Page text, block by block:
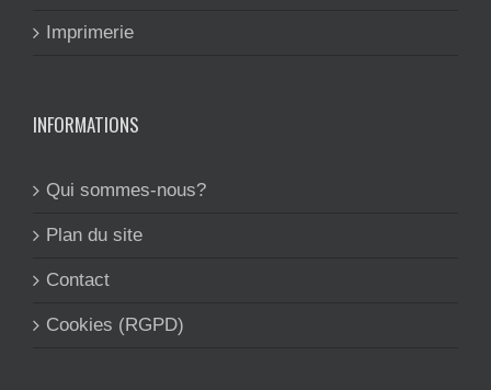
Imprimerie
INFORMATIONS
Qui sommes-nous?
Plan du site
Contact
Cookies (RGPD)